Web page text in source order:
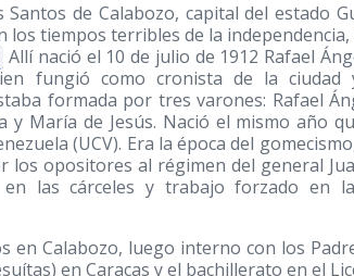
de Calabozo, capital del estado
los tiempos terribles de la
Allí nació el 10 de julio de 1912 Rafael
fungió como cronista de la ciudad
formada por tres varones: Rafael
y María de Jesús. Nació el mismo año
(UCV). Era la época del
opositores al régimen del general
las cárceles y trabajo forzado en
en Calabozo, luego interno con los
en Caracas y el bachillerato en el